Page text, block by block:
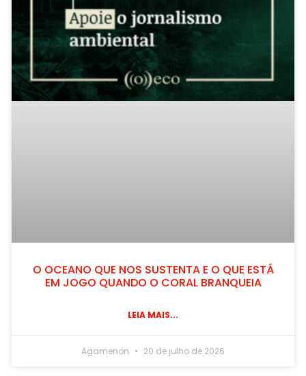
O OCEANO QUE NOS SUSTENTA E O QUE ESTÁ
EM JOGO QUANDO O CORAL BRANQUEIA
LEIA MAIS...
Agamenon 20 de julho de 2026